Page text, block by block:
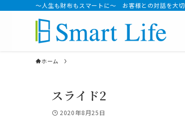
～人生も財布もスマートに～ お客様との対話を大
ホーム
スライド2
2020年8月25日